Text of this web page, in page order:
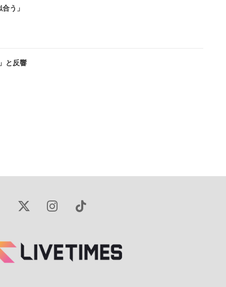
う」
と反響
X
InstagramTikTok